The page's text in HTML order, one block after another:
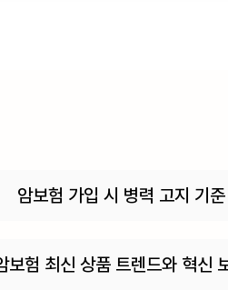
암보험 가입 시 병력 고지 기준
보험 최신 상품 트렌드와 혁신